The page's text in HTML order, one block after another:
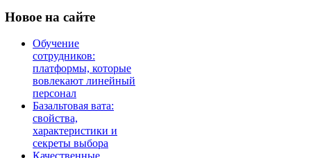
Новое на сайте
Обучение
сотрудников:
платформы, которые
вовлекают линейный
персонал
Базальтовая вата:
свойства,
характеристики и
секреты выбора